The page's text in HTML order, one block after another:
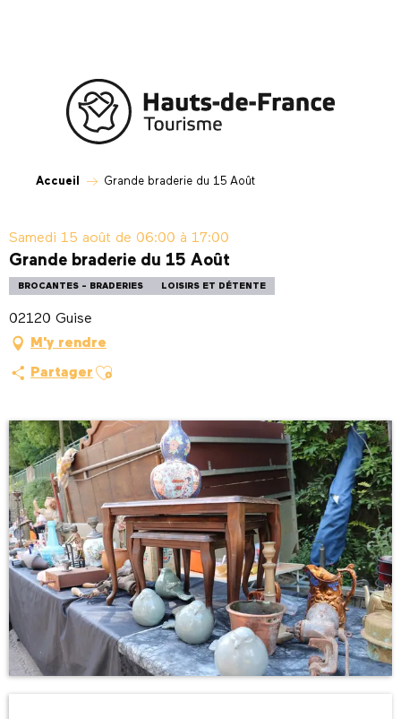
Accueil Grande braderie du 15 Août
Samedi 15 août de 06:00 à 17:00
Grande braderie du 15 Août
BROCANTES - BRADERIES LOISIRS ET DÉTENTE
02120 Guise
M'y rendre
Partager Ajouter aux favoris